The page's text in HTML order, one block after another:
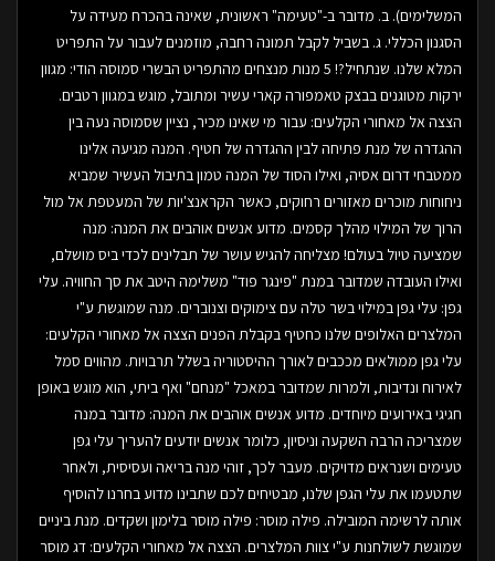
המשלימים). ב. מדובר ב-"טעימה" ראשונית, שאינה בהכרח מעידה על
הסגנון הכללי. ג. בשביל לקבל תמונה רחבה, מוזמנים לעבור על התפריט
המלא שלנו. שנתחיל?! 5 מנות מנצחים מהתפריט הבשרי סמוסה הודי: מגוון
ירקות מטוגנים בבצק טאמפורה קארי עשיר ומתובל, מוגש במגוון רטבים.
הצצה אל מאחורי הקלעים: עבור מי שאינו מכיר, נציין שסמוסה נעה בין
ההגדרה של מנת פתיחה לבין ההגדרה של חטיף. המנה מגיעה אלינו
ממטבחי דרום אסיה, ואילו הסוד של המנה טמון בתיבול העשיר שמביא
ניחוחות מוכרים מאזורים רחוקים, כאשר הקראנצ'יות של המעטפת אל מול
הרוך של המילוי מהלך קסמים. מדוע אנשים אוהבים את המנה: מנה
שמציעה טיול בעולם! מצליחה להגיש עושר של תבלינים לכדי ביס מושלם,
ואילו העובדה שמדובר במנת "פינגר פוד" משלימה היטב את סך החוויה. עלי
גפן: עלי גפן במילוי בשר טלה עם צימוקים וצנוברים. מנה שמוגשת ע"י
המלצרים האלופים שלנו כחטיף בקבלת הפנים הצצה אל מאחורי הקלעים:
עלי גפן ממולאים מככבים לאורך ההיסטוריה בשלל תרבויות. מהווים סמל
לאירוח ונדיבות, ולמרות שמדובר במאכל "מנחם" ואף ביתי, הוא מוגש באופן
חגיגי באירועים מיוחדים. מדוע אנשים אוהבים את המנה: מדובר במנה
שמצריכה הרבה השקעה וניסיון, כלומר אנשים יודעים להעריך עלי גפן
טעימים ושנראים מדויקים. מעבר לכך, זוהי מנה בריאה ועסיסית, ולאחר
שתטעמו את עלי הגפן שלנו, מבטיחים לכם שתבינו מדוע בחרנו להוסיף
אותה לרשימה המובילה. פילה מוסר: פילה מוסר בלימון ושקדים. מנת ביניים
שמוגשת לשולחנות ע"י צוות המלצרים. הצצה אל מאחורי הקלעים: דג מוסר